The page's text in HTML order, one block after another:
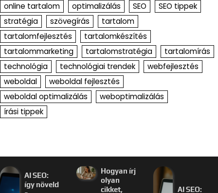
online tartalom
optimalizálás SEO
SEO tippek
stratégia
szövegírás
tartalom
tartalomfejlesztés
tartalomkészítés
tartalommarketing
tartalomstratégia
tartalomírás
technológia
technológiai trendek
webfejlesztés
weboldal
weboldal fejlesztés
weboldal optimalizálás
weboptimalizálás
írási tippek
AI SEO:
így növeld
Hogyan írj
olyan
cikket,
AI SEO: